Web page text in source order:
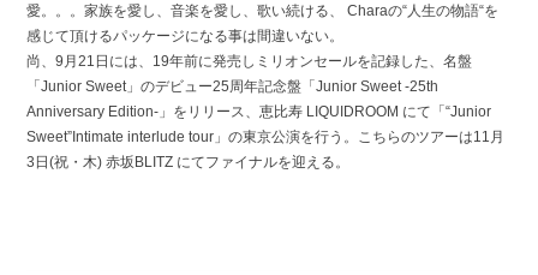
愛。。。家族を愛し、音楽を愛し、歌い続ける、 Charaの“人生の物語“を
感じて頂けるパッケージになる事は間違いない。
尚、9月21日には、19年前に発売しミリオンセールを記録した、名盤
「Junior Sweet」のデビュー25周年記念盤「Junior Sweet -25th
Anniversary Edition-」をリリース、恵比寿 LIQUIDROOM にて「“Junior
Sweet”Intimate interlude tour」の東京公演を行う。こちらのツアーは11月
3日(祝・木) 赤坂BLITZ にてファイナルを迎える。